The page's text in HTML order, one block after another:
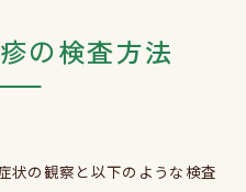
の検査方法
状の観察と以下のような検査